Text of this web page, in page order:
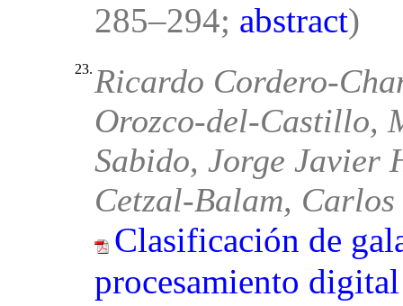
285–294; abstract)
23. Ricardo Cordero-
Orozco-del-Castillo,
Sabido, Jorge Javier
Cetzal-Balam,
Clasificación de
procesamiento